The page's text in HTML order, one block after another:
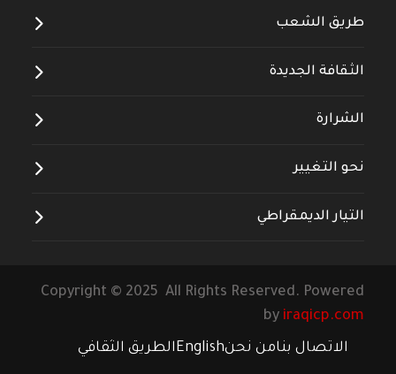
طريق الشعب
الثقافة الجديدة
الشرارة
نحو التغيير
التيار الديمقراطي
Copyright © 2025 All Rights Reserved. Powered
by iraqicp.com
الاتصال بنامن نحنEnglishالطريق الثقافي